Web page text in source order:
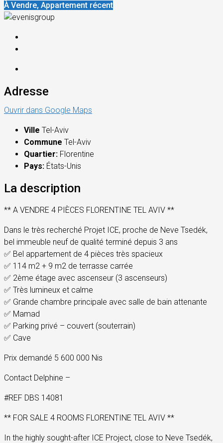
À Vendre, Appartement récent
Adresse
Ouvrir dans Google Maps
Ville Tel-Aviv
Commune Tel-Aviv
Quartier: Florentine
Pays: États-Unis
La description
** A VENDRE 4 PIÈCES FLORENTINE TEL AVIV **
Dans le très recherché Projet ICE, proche de Neve Tsedék,
bel immeuble neuf de qualité terminé depuis 3 ans
✅ Bel appartement de 4 pièces très spacieux
✅ 114 m2 + 9 m2 de terrasse carrée
✅ 2ème étage avec ascenseur (3 ascenseurs)
✅ Très lumineux et calme
✅ Grande chambre principale avec salle de bain attenante
✅ Mamad
✅ Parking privé – couvert (souterrain)
✅ Cave
Prix demandé 5 600 000 Nis
Contact Delphine –
#REF DBS 14081
** FOR SALE 4 ROOMS FLORENTINE TEL AVIV **
In the highly sought-after ICE Project, close to Neve Tsedék,